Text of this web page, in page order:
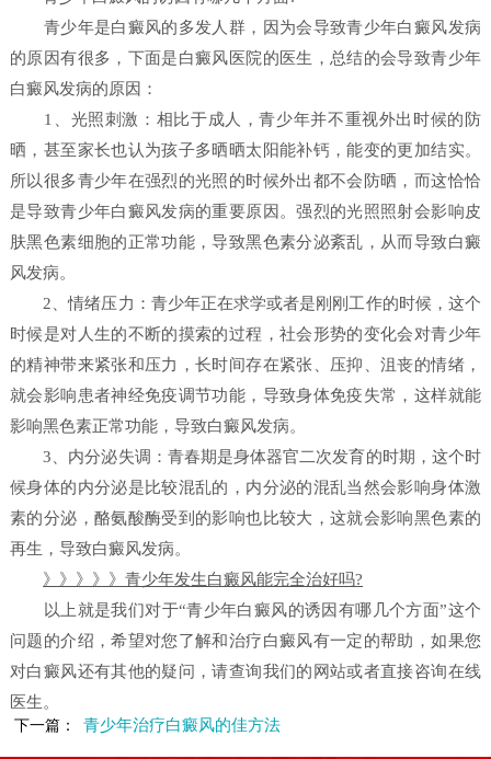
青少年是白癜风的多发人群，因为会导致青少年白癜风发病
的原因有很多，下面是白癜风医院的医生，总结的会导致青少年
白癜风发病的原因：
1、光照刺激：相比于成人，青少年并不重视外出时候的防
晒，甚至家长也认为孩子多晒晒太阳能补钙，能变的更加结实。
所以很多青少年在强烈的光照的时候外出都不会防晒，而这恰恰
是导致青少年白癜风发病的重要原因。强烈的光照照射会影响皮
肤黑色素细胞的正常功能，导致黑色素分泌紊乱，从而导致白癜
风发病。
2、情绪压力：青少年正在求学或者是刚刚工作的时候，这个
时候是对人生的不断的摸索的过程，社会形势的变化会对青少年
的精神带来紧张和压力，长时间存在紧张、压抑、沮丧的情绪，
就会影响患者神经免疫调节功能，导致身体免疫失常，这样就能
影响黑色素正常功能，导致白癜风发病。
3、内分泌失调：青春期是身体器官二次发育的时期，这个时
候身体的内分泌是比较混乱的，内分泌的混乱当然会影响身体激
素的分泌，酪氨酸酶受到的影响也比较大，这就会影响黑色素的
再生，导致白癜风发病。
》》》》》青少年发生白癜风能完全治好吗?
以上就是我们对于“青少年白癜风的诱因有哪几个方面”这个
问题的介绍，希望对您了解和治疗白癜风有一定的帮助，如果您
对白癜风还有其他的疑问，请查询我们的网站或者直接咨询在线
医生。
下一篇： 青少年治疗白癜风的佳方法